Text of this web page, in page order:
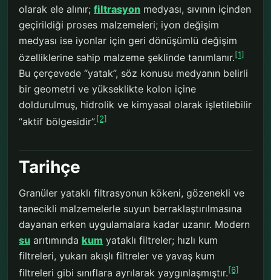
olarak ele alınır; filtrasyon medyası, sıvının içinden
geçirildiği proses malzemeleri; iyon değişim
medyası ise iyonlar için geri dönüşümlü değişim
özelliklerine sahip malzeme şeklinde tanımlanır.[1]
Bu çerçevede “yatak”, söz konusu medyanın belirli
bir geometri ve yükseklikte kolon içine
doldurulmuş, hidrolik ve kimyasal olarak işletilebilir
“aktif bölgesidir”.[2]
Tarihçe
Granüler yataklı filtrasyonun kökeni, gözenekli ve
tanecikli malzemelerle suyun berraklaştırılmasına
dayanan erken uygulamalara kadar uzanır. Modern
su arıtımında kum yataklı filtreler; hızlı kum
filtreleri, yukarı akışlı filtreler ve yavaş kum
filtreleri gibi sınıflara ayrılarak yaygınlaşmıştır.[6]